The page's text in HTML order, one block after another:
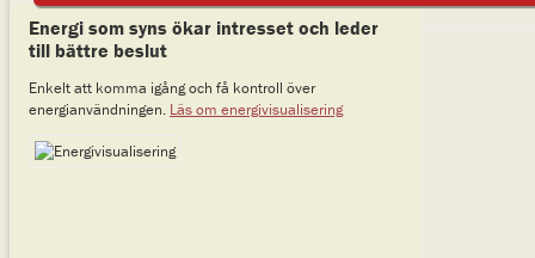
Energi som syns ökar intresset och leder
till bättre beslut
Enkelt att komma igång och få kontroll över
energianvändningen. Läs om energivisualisering